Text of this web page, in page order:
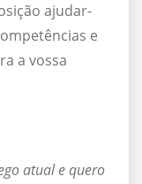
ajudar-
e
a vossa
atual e quero